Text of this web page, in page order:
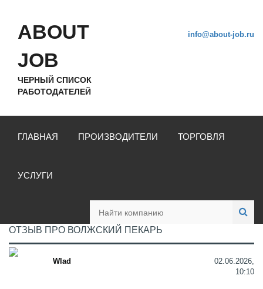
ABOUT
JOB
ЧЕРНЫЙ СПИСОК
РАБОТОДАТЕЛЕЙ
info@about-job.ru
ГЛАВНАЯ ПРОИЗВОДИТЕЛИ ТОРГОВЛЯ
УСЛУГИ
ОТЗЫВ ПРО ВОЛЖСКИЙ ПЕКАРЬ
Wlad
02.06.2026,
10:10